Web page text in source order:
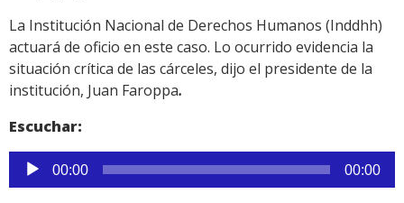
La Institución Nacional de Derechos Humanos (Inddhh)
actuará de oficio en este caso. Lo ocurrido evidencia la
situación crítica de las cárceles, dijo el presidente de la
institución, Juan Faroppa.
Escuchar:
Reproductor
de
00:00 00:00